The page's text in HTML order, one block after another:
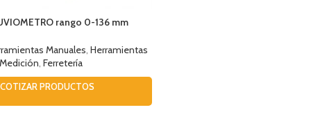
rango 0-136 mm
Manuales, Herramientas
, Ferretería
COTIZAR PRODUCTOS